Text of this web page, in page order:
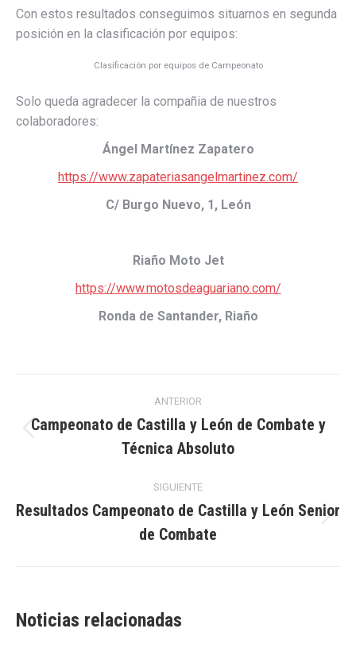
Con estos resultados conseguimos situarnos en segunda
posición en la clasificación por equipos:
Clasificación por equipos de Campeonato
Solo queda agradecer la compañia de nuestros
colaboradores:
Ángel Martínez Zapatero
https://www.zapateriasangelmartinez.com/
C/ Burgo Nuevo, 1, León
Riaño Moto Jet
https://www.motosdeaguariano.com/
Ronda de Santander, Riaño
entre
publicaciones
ANTERIOR
Publicación
anterior:
Campeonato de Castilla y León de Combate y
Técnica Absoluto
SIGUIENTE
siguiente:
Resultados Campeonato de Castilla y León Senior
de Combate
Noticias relacionadas